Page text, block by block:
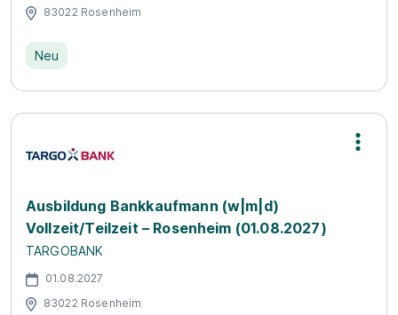
83022 Rosenheim
Neu
Ausbildung Bankkaufmann (w|m|d)
Vollzeit/Teilzeit – Rosenheim (01.08.2027)
TARGOBANK
01.08.2027
83022 Rosenheim